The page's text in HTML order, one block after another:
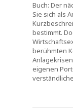
Buch: Der
Sie sich als
bestimmt.
berühmten
eigenen